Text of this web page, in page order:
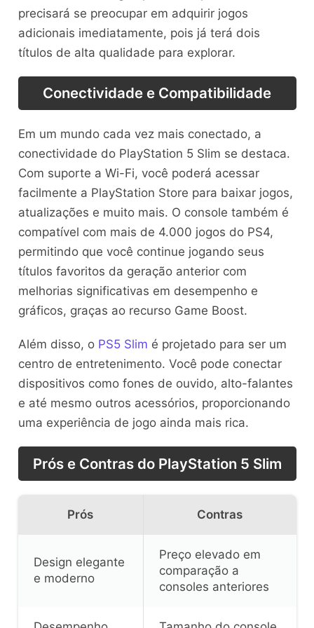
precisará se preocupar em adquirir jogos
adicionais imediatamente, pois já terá dois
títulos de alta qualidade para explorar.
Conectividade e Compatibilidade
Em um mundo cada vez mais conectado, a
conectividade do PlayStation 5 Slim se destaca.
Com suporte a Wi-Fi, você poderá acessar
facilmente a PlayStation Store para baixar jogos,
atualizações e muito mais. O console também é
compatível com mais de 4.000 jogos do PS4,
permitindo que você continue jogando seus
títulos favoritos da geração anterior com
melhorias significativas em desempenho e
gráficos, graças ao recurso Game Boost.
Além disso, o PS5 Slim é projetado para ser um
centro de entretenimento. Você pode conectar
dispositivos como fones de ouvido, alto-falantes
e até mesmo outros acessórios, proporcionando
uma experiência de jogo ainda mais rica.
Prós e Contras do PlayStation 5 Slim
Prós Contras
Design elegante
e moderno
Preço elevado em
comparação a
consoles anteriores